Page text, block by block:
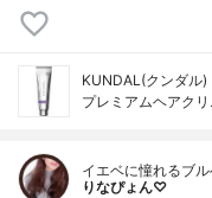
KUNDAL(クンダル)
プレミアムヘアク
イエベに憧れるブ
りなぴょん♡